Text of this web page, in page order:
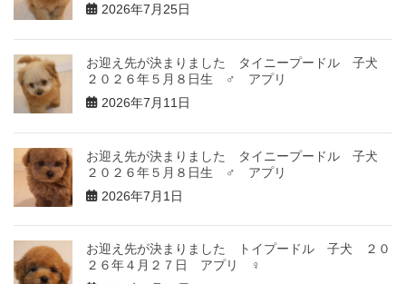
2026年7月25日
お迎え先が決まりました タイニープードル 子犬
２０２６年５月８日生 ♂ アプリ
2026年7月11日
お迎え先が決まりました タイニープードル 子犬
２０２６年５月８日生 ♂ アプリ
2026年7月1日
お迎え先が決まりました トイプードル 子犬 ２０
２６年４月２７日 アプリ ♀